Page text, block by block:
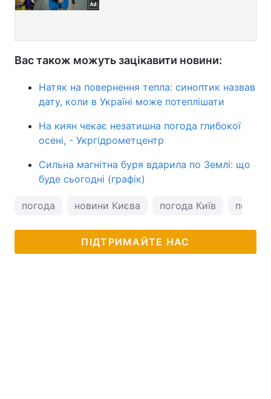
Вас також можуть зацікавити новини:
Натяк на повернення тепла: синоптик назвав
дату, коли в Україні може потеплішати
На киян чекає незатишна погода глибокої
осені, - Укргідрометцентр
Сильна магнітна буря вдарила по Землі: що
буде сьогодні (графік)
погода новини Києва погода Київ погода
ПІДТРИМАЙТЕ НАС